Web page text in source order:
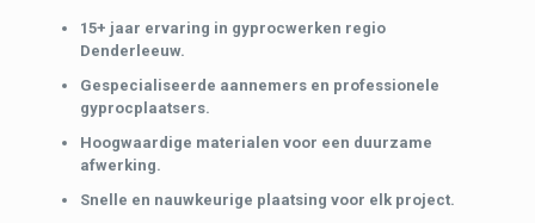
15+ jaar ervaring in gyprocwerken regio
Denderleeuw.
Gespecialiseerde aannemers en professionele
gyprocplaatsers.
Hoogwaardige materialen voor een duurzame
afwerking.
Snelle en nauwkeurige plaatsing voor elk project.